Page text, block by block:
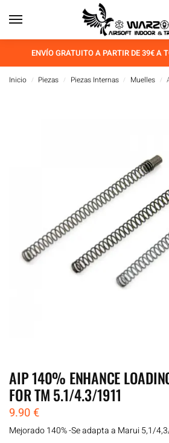
ENVÍO GRATUITO A PARTIR DE 39€ A
Inicio / Piezas / Piezas Internas / Muelles /
AIP 140% ENHANCE
FOR TM 5.1/4.3/1911
9.90€
Mejorado 140% -Se adapta a Marui 5,1/